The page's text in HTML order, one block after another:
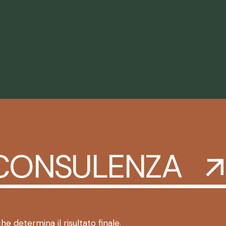
determina il risultato finale.